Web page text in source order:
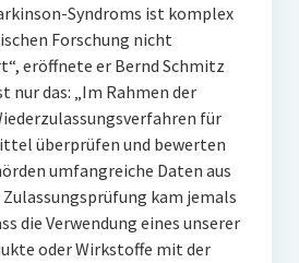
Syndroms ist komplex
Forschung nicht
eröffnete er Bernd Schmitz
nur das: „Im Rahmen der
für
überprüfen und bewerten
umfangreiche Daten aus
kam jemals
die Verwendung eines unserer
oder Wirkstoffe mit der